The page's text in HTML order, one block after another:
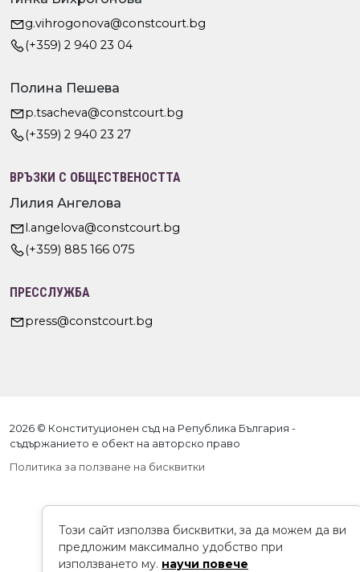
g.vihrogonova@constcourt.bg
(+359) 2 940 23 04
Полина Пешева
p.tsacheva@constcourt.bg
(+359) 2 940 23 27
ВРЪЗКИ С ОБЩЕСТВЕНОСТТА
Лилия Ангелова
l.angelova@constcourt.bg
(+359) 885 166 075
ПРЕССЛУЖБА
press@constcourt.bg
2026 © Конституционен съд на Република България -
съдържанието е обект на авторско право
Политика за ползване на бисквитки
Този сайт използва бисквитки, за да можем да ви
предложим максимално удобство при
използването му. научи повече